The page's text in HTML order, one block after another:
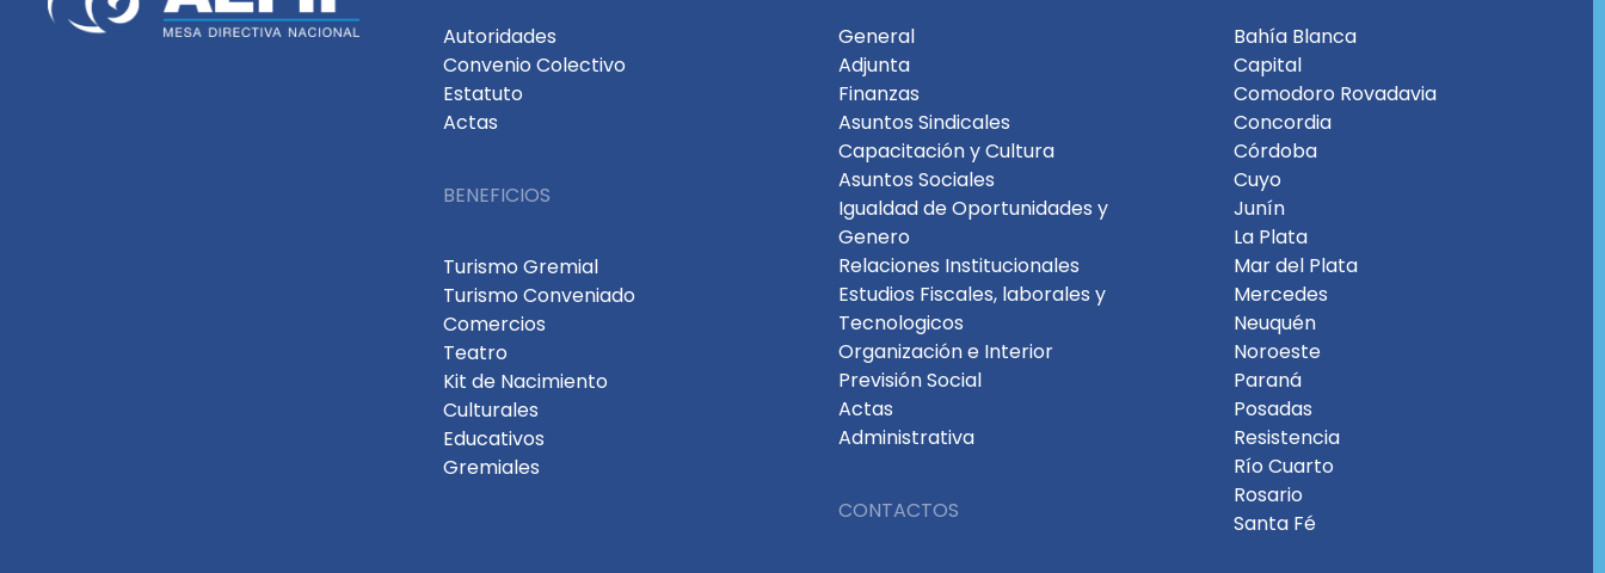
Autoridades
Convenio Colectivo
Estatuto
Actas
BENEFICIOS
Turismo Gremial
Turismo Conveniado
Comercios
Teatro
Kit de Nacimiento
Culturales
Educativos
Gremiales
General
Adjunta
Finanzas
Asuntos Sindicales
Capacitación y Cultura
Asuntos Sociales
Igualdad de Oportunidades y
Genero
Relaciones Institucionales
Estudios Fiscales, laborales y
Tecnologicos
Organización e Interior
Previsión Social
Actas
Administrativa
CONTACTOS
Bahía Blanca
Capital
Comodoro Rovadavia
Concordia
Córdoba
Cuyo
Junín
La Plata
Mar del Plata
Mercedes
Neuquén
Noroeste
Paraná
Posadas
Resistencia
Río Cuarto
Rosario
Santa Fé